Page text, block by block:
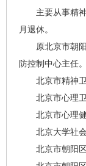
主要从事精神
月退休。
原北京市朝阳
防控制中心主任。
北京市精神卫
北京市心理卫
北京市心理健
北京大学社会
北京市朝阳区